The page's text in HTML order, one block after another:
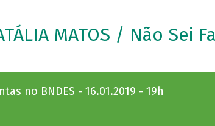
MATOS / Não Sei
no BNDES - 16.01.2019 - 19h